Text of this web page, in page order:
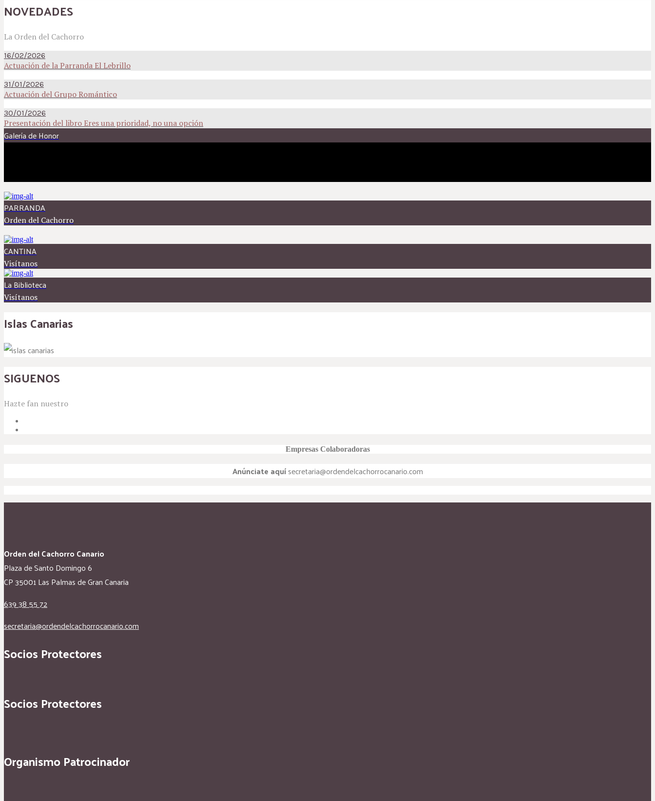
NOVEDADES
La Orden del Cachorro
16/02/2026
Actuación de la Parranda El Lebrillo
31/01/2026
Actuación del Grupo Romántico
30/01/2026
Presentación del libro Eres una prioridad, no una opción
Galería de Honor
PARRANDA
Orden del Cachorro
CANTINA
Visítanos
La Biblioteca
Visítanos
Islas Canarias
SIGUENOS
Hazte fan nuestro
Empresas Colaboradoras
Anúnciate aquísecretaria@ordendelcachorrocanario.com
Orden del Cachorro Canario
Plaza de Santo Domingo 6
CP 35001 Las Palmas de Gran Canaria
639 38 55 72
secretaria@ordendelcachorrocanario.com
Socios Protectores
Socios Protectores
Organismo Patrocinador